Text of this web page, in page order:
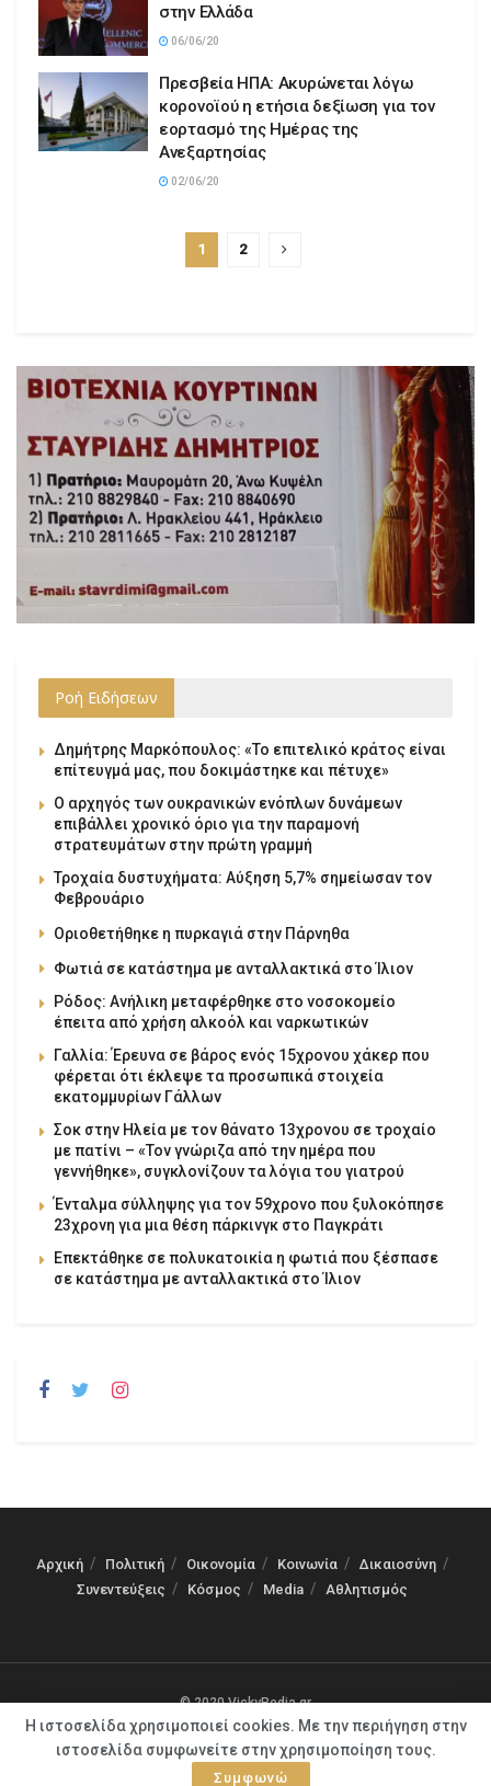
στην Ελλάδα
06/06/20
Πρεσβεία ΗΠΑ: Ακυρώνεται λόγω
κορονοϊού η ετήσια δεξίωση για τον
εορτασμό της Ημέρας της
Ανεξαρτησίας
02/06/20
1 2
Ροή Ειδήσεων
Δημήτρης Μαρκόπουλος: «Το επιτελικό κράτος είναι
επίτευγμά μας, που δοκιμάστηκε και πέτυχε»
Ο αρχηγός των ουκρανικών ενόπλων δυνάμεων
επιβάλλει χρονικό όριο για την παραμονή
στρατευμάτων στην πρώτη γραμμή
Τροχαία δυστυχήματα: Αύξηση 5,7% σημείωσαν τον
Φεβρουάριο
Οριοθετήθηκε η πυρκαγιά στην Πάρνηθα
Φωτιά σε κατάστημα με ανταλλακτικά στο Ίλιον
Ρόδος: Ανήλικη μεταφέρθηκε στο νοσοκομείο
έπειτα από χρήση αλκοόλ και ναρκωτικών
Γαλλία: Έρευνα σε βάρος ενός 15χρονου χάκερ που
φέρεται ότι έκλεψε τα προσωπικά στοιχεία
εκατομμυρίων Γάλλων
Σοκ στην Ηλεία με τον θάνατο 13χρονου σε τροχαίο
με πατίνι – «Τον γνώριζα από την ημέρα που
γεννήθηκε», συγκλονίζουν τα λόγια του γιατρού
Ένταλμα σύλληψης για τον 59χρονο που ξυλοκόπησε
23χρονη για μια θέση πάρκινγκ στο Παγκράτι
Επεκτάθηκε σε πολυκατοικία η φωτιά που ξέσπασε
σε κατάστημα με ανταλλακτικά στο Ίλιον
Αρχική Πολιτική Οικονομία Κοινωνία
Δικαιοσύνη
Συνεντεύξεις
Κόσμος Media Αθλητισμός
© 2020 VickyPedia.gr
Η ιστοσελίδα χρησιμοποιεί cookies. Με την περιήγηση στην
ιστοσελίδα συμφωνείτε στην χρησιμοποίηση τους.
Συμφωνώ